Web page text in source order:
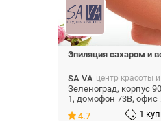
Эпиляция сахаром и
SA VA центр красоты
Зеленоград, корпус
1, домофон 73В, офис
4.7
1